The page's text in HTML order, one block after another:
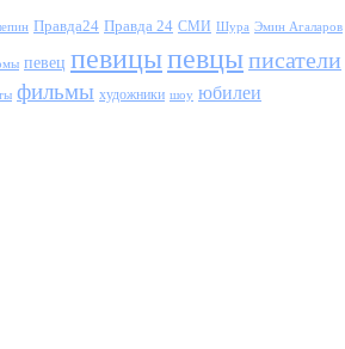
Правда24 Правда 24 СМИ Шура Эмин Агаларов
певец певицыпевцыписатели
фильмы художники шоу юбилеи